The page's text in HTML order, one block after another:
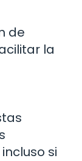
de
la
si